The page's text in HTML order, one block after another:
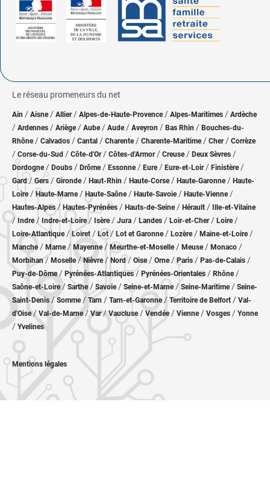
Le réseau promeneurs du net
Ain / Aisne/ Allier/ Alpes-de-Haute-Provence / Alpes-Maritimes / Ardèche
/ Ardennes / Ariège/ Aube/ Aude / Aveyron / Bas Rhin / Bouches-du-
Rhône/ Calvados / Cantal / Charente / Charente-Maritime/ Cher / Corrèze
/ Corse-du-Sud / Côte-d'Or / Côtes-d'Armor/ Creuse/ Deux Sèvres /
Dordogne/ Doubs / Drôme/ Essonne / Eure/ Eure-et-Loir / Finistère/
Gard/Gers / Gironde/ Haut-Rhin / Haute-Corse/ Haute-Garonne/ Haute-
Loire/Haute-Marne/ Haute-Saône/ Haute-Savoie/ Haute-Vienne/
Hautes-Alpes/ Hautes-Pyrénées / Hauts-de-Seine/ Hérault / Ille-et-Vilaine
/ Indre/ Indre-et-Loire/ Isère/ Jura / Landes / Loir-et-Cher/ Loire/
Loire-Atlantique/ Loiret / Lot/ Lot et Garonne/ Lozère / Maine-et-Loire/
Manche/ Marne/ Mayenne/ Meurthe-et-Moselle/ Meuse/ Monaco /
Morbihan/ Moselle/ Nièvre / Nord/ Oise / Orne/Paris / Pas-de-Calais /
Puy-de-Dôme/ Pyrénées-Atlantiques / Pyrénées-Orientales / Rhône/
Saône-et-Loire/ Sarthe/ Savoie/ Seine-et-Marne/ Seine-Maritime/ Seine-
Saint-Denis /Somme/ Tarn / Tarn-et-Garonne/Territoire de Belfort / Val-
d'Oise/ Val-de-Marne/Var/Vaucluse/ Vendée/ Vienne/ Vosges / Yonne
/ Yvelines
Mentions légales